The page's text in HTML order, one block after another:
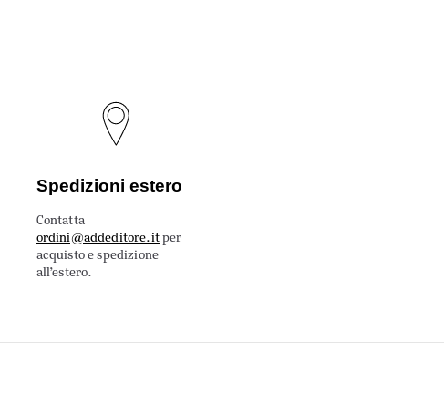
Spedizioni estero
Contatta
ordini@addeditore.itper
acquisto e spedizione
all’estero.